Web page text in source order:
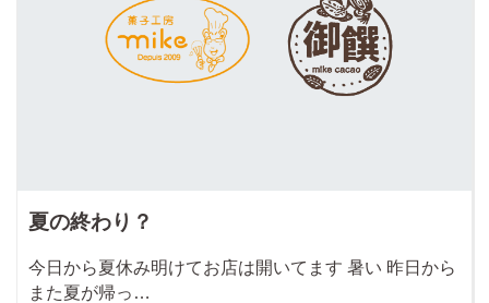
夏の終わり？
今日から夏休み明けてお店は開いてます 暑い 昨日から
また夏が帰っ…